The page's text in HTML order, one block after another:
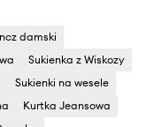
damski
Sukienka z Wiskozy
Sukienki na wesele
Kurtka Jeansowa